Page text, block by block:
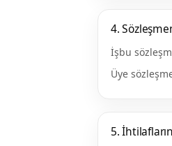
4.
İşbu
Üye
5.